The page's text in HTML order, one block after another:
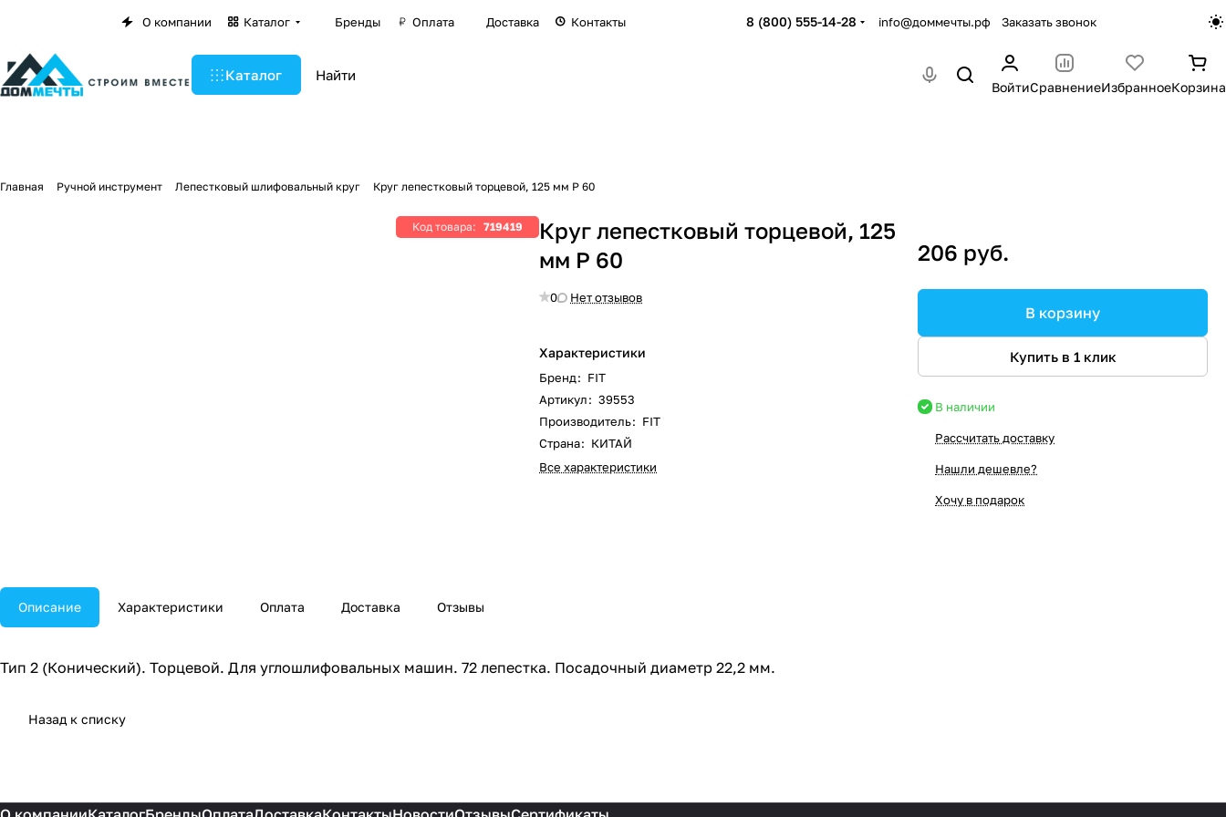
О компании Каталог Бренды Оплата Доставка Контакты 8 (800) 555-14-28 info@доммечты.рф Заказать звонок
Каталог
ВойтиСравнениеИзбранноеКорзина
Главная Ручной инструмент Лепестковый шлифовальный круг Круг лепестковый торцевой, 125 мм Р 60
Код товара: 719419
Круг лепестковый торцевой, 125
мм Р 60
0 Нет отзывов
Характеристики
Бренд: FIT
Артикул: 39553
Производитель: FIT
Страна: КИТАЙ
Все характеристики
206 руб.
В корзину
Купить в 1 клик
В наличии
Рассчитать доставку
Нашли дешевле?
Хочу в подарок
Описание Характеристики Оплата Доставка Отзывы
Тип 2 (Конический). Торцевой. Для углошлифовальных машин. 72 лепестка. Посадочный диаметр 22,2 мм.
Назад к списку